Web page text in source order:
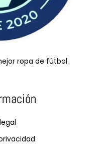
ropa de fútbol.